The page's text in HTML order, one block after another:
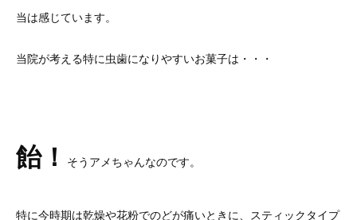
当は感じています。
当院が考える特に虫歯になりやすいお菓子は・・・
飴！ そうアメちゃんなのです。
特に今時期は乾燥や花粉でのどが痛いときに、スティックタイプ